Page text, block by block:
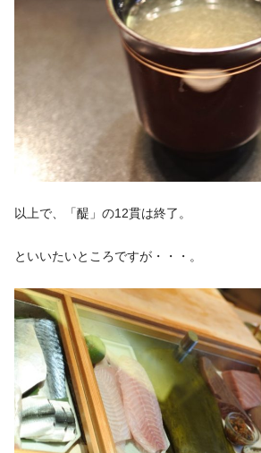
以上で、「醍」の12貫は終了。
といいたいところですが・・・。